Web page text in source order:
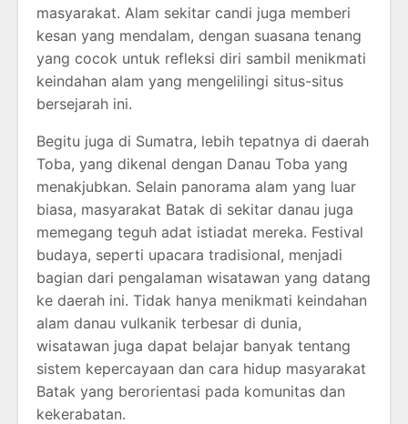
masyarakat. Alam sekitar candi juga memberi
kesan yang mendalam, dengan suasana tenang
yang cocok untuk refleksi diri sambil menikmati
keindahan alam yang mengelilingi situs-situs
bersejarah ini.
Begitu juga di Sumatra, lebih tepatnya di daerah
Toba, yang dikenal dengan Danau Toba yang
menakjubkan. Selain panorama alam yang luar
biasa, masyarakat Batak di sekitar danau juga
memegang teguh adat istiadat mereka. Festival
budaya, seperti upacara tradisional, menjadi
bagian dari pengalaman wisatawan yang datang
ke daerah ini. Tidak hanya menikmati keindahan
alam danau vulkanik terbesar di dunia,
wisatawan juga dapat belajar banyak tentang
sistem kepercayaan dan cara hidup masyarakat
Batak yang berorientasi pada komunitas dan
kekerabatan.